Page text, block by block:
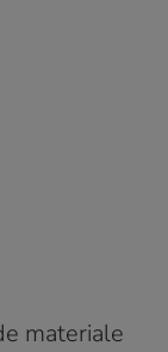
materiale